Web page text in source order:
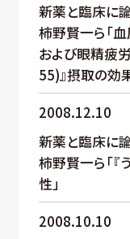
新薬と臨床に
柿野賢一ら「
および眼精疲
55)』摂取の効
2008.12.10
新薬と臨床に
柿野賢一ら「
性」
2008.10.10